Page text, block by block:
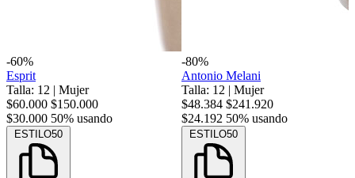
-60%
Esprit
Talla: 12 | Mujer
$60.000 $150.000
$30.000 50% usando
ESTILO50
-80%
Antonio Melani
Talla: 12 | Mujer
$48.384 $241.920
$24.192 50% usando
ESTILO50